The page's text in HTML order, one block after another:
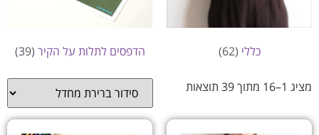
כללי (62) הדפסים לתלות על הקיר (39)
מציג 1–16 מתוך 39 תוצאות